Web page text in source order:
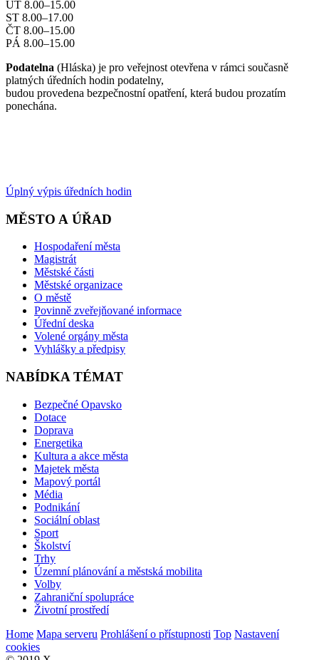
ÚT 8.00–15.00
ST 8.00–17.00
ČT 8.00–15.00
PÁ 8.00–15.00
Podatelna (Hláska) je pro veřejnost otevřena v rámci současně
platných úředních hodin podatelny,
budou provedena bezpečnostní opatření, která budou prozatím
ponechána.
Úplný výpis úředních hodin
MĚSTO A ÚŘAD
Hospodaření města
Magistrát
Městské části
Městské organizace
O městě
Povinně zveřejňované informace
Úřední deska
Volené orgány města
Vyhlášky a předpisy
NABÍDKA TÉMAT
Bezpečné Opavsko
Dotace
Doprava
Energetika
Kultura a akce města
Majetek města
Mapový portál
Média
Podnikání
Sociální oblast
Sport
Školství
Trhy
Územní plánování a městská mobilita
Volby
Zahraniční spolupráce
Životní prostředí
Home Mapa serveru Prohlášení o přístupnosti Top Nastavení
cookies